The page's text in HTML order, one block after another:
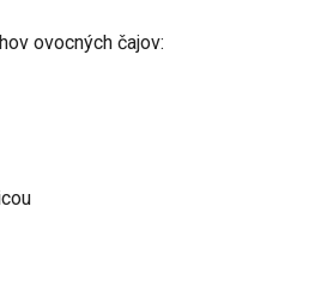
ovocných čajov: